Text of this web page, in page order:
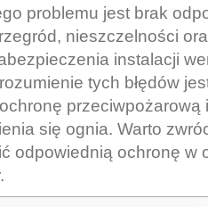
skutki
i
praktyczne
sposoby
poprawy
bezpieczeństwa
problemu jest brak
nieszczelności
instalacji
tych błędów
przeciwpożarową
się ognia. Warto
odpowiednią ochronę w